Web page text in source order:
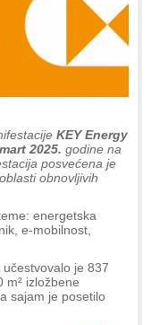
KEY Energy
2025. godine na
posvećena je
obnovljivih
energetska
e-mobilnost,
je 837
m² izložbene
sajam je posetilo